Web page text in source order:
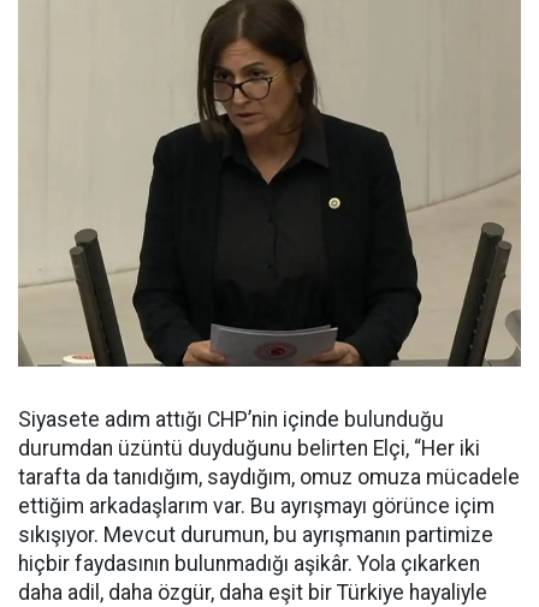
Siyasete adım attığı CHP’nin içinde bulunduğu
durumdan üzüntü duyduğunu belirten Elçi, “Her iki
tarafta da tanıdığım, saydığım, omuz omuza mücadele
ettiğim arkadaşlarım var. Bu ayrışmayı görünce içim
sıkışıyor. Mevcut durumun, bu ayrışmanın partimize
hiçbir faydasının bulunmadığı aşikâr. Yola çıkarken
daha adil, daha özgür, daha eşit bir Türkiye hayaliyle